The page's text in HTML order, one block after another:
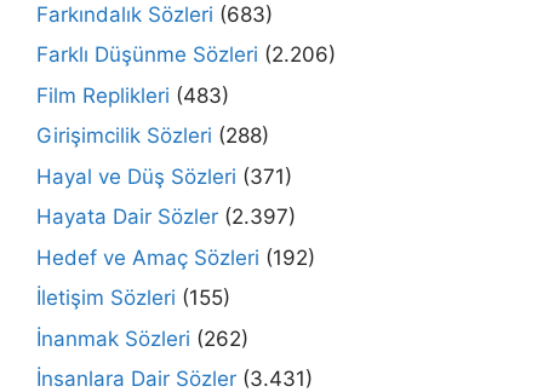
Farkındalık Sözleri (683)
Farklı Düşünme Sözleri (2.206)
Film Replikleri (483)
Girişimcilik Sözleri (288)
Hayal ve Düş Sözleri (371)
Hayata Dair Sözler (2.397)
Hedef ve Amaç Sözleri (192)
İletişim Sözleri (155)
İnanmak Sözleri (262)
İnsanlara Dair Sözler (3.431)